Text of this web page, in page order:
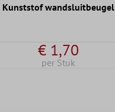
Kunststof wandsluitbeugel
€ 1,70
per Stuk